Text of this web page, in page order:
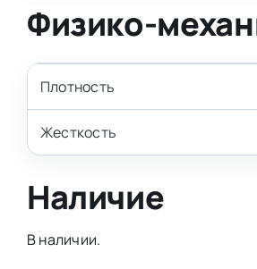
Физико-
Плотность
Жесткость
Наличие
В наличии.